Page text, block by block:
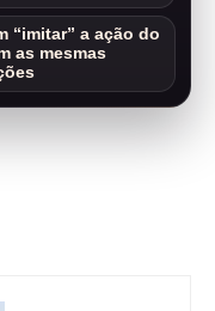
“imitar” a ação do
as mesmas